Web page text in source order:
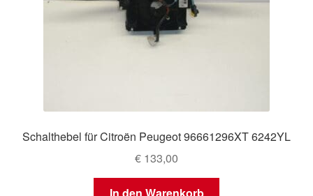
Schalthebel für Citroën Peugeot 96661296XT 6242YL
€ 133,00